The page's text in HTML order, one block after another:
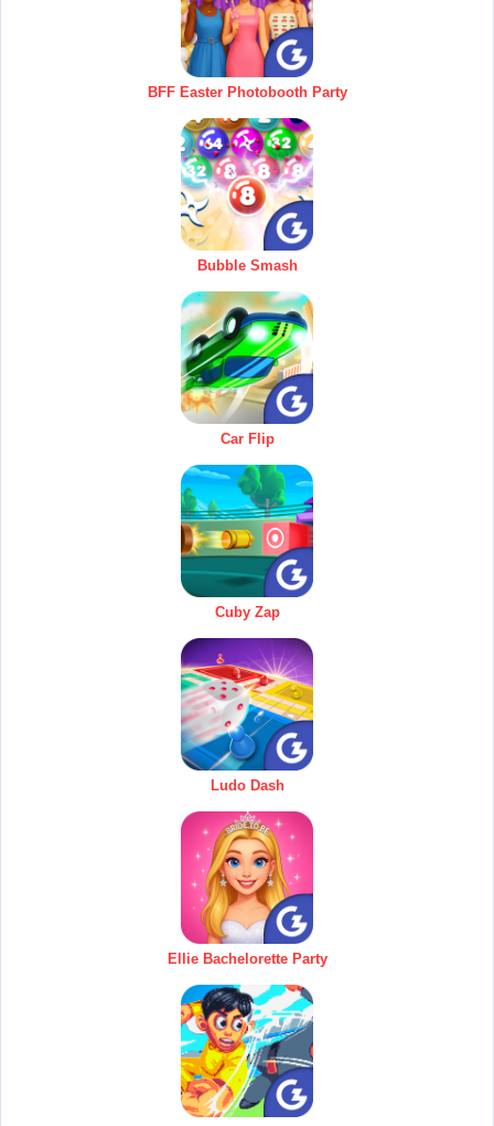
BFF Easter Photobooth Party
Bubble Smash
Car Flip
Cuby Zap
Ludo Dash
Ellie Bachelorette Party